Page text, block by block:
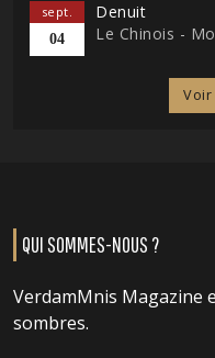
sept.
04
Denuit
Le Chinois -
Voir
QUI SOMMES-NOUS ?
VerdamMnis Magazine
sombres.